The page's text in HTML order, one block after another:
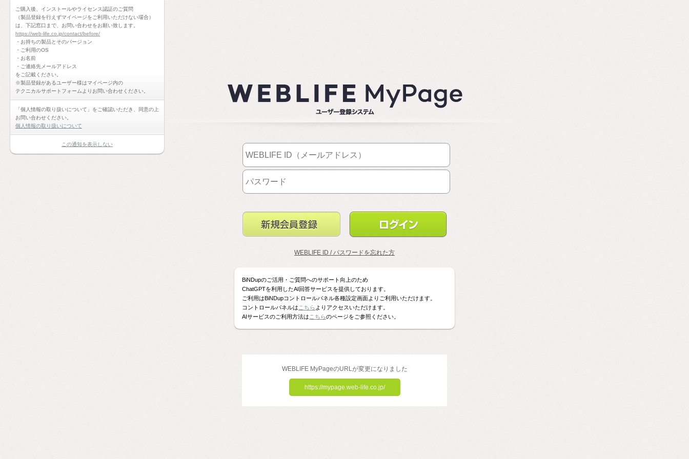
WEBLIFE ID / パスワードを忘れた方
BiNDupのご活用・ご質問へのサポート向上のため
ChatGPTを利用したAI回答サービスを提供しております。
ご利用はBiNDupコントロールパネル各種設定画面よりご利用いただけます。
コントロールパネルは こちら よりアクセスいただけます。
AIサービスのご利用方法は こちらのページをご参照ください。
WEBLIFE MyPageのURLが変更になりました
https://mypage.web-life.co.jp/
ご購入後、インストールやライセンス認証のご質問
（製品登録を行えずマイページをご利用いただけない場合）
は、下記窓口まで、お問い合わせをお願い致します。
https://web-life.co.jp/contact/before/
・お持ちの製品とそのバージョン
・ご利用のOS
・お名前
・ご連絡先メールアドレス
をご記載ください。
※製品登録があるユーザー様はマイページ内の
テクニカルサポートフォームよりお問い合わせください。
「個人情報の取り扱いについて」をご確認いただき、同意の上
お問い合わせください。
個人情報の取り扱いについて
この通知を表示しない